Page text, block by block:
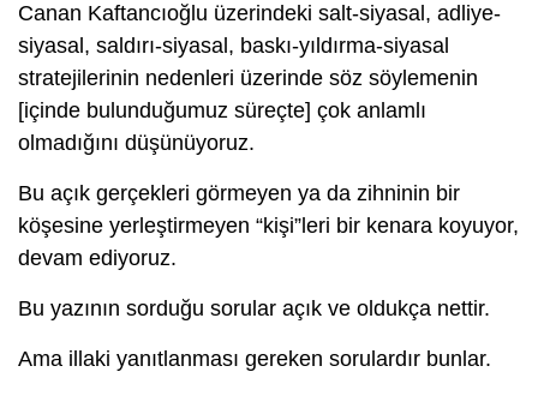
Canan Kaftancıoğlu üzerindeki salt-siyasal, adliye-
siyasal, saldırı-siyasal, baskı-yıldırma-siyasal
stratejilerinin nedenleri üzerinde söz söylemenin
[içinde bulunduğumuz süreçte] çok anlamlı
olmadığını düşünüyoruz.
Bu açık gerçekleri görmeyen ya da zihninin bir
köşesine yerleştirmeyen “kişi”leri bir kenara koyuyor,
devam ediyoruz.
Bu yazının sorduğu sorular açık ve oldukça nettir.
Ama illaki yanıtlanması gereken sorulardır bunlar.